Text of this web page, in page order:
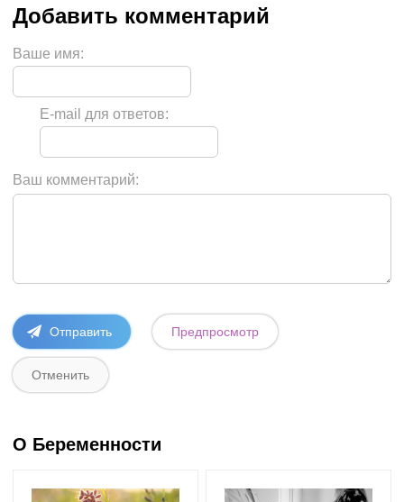
Ваше имя:
E-mail для ответов:
Ваш комментарий:
О Беременности